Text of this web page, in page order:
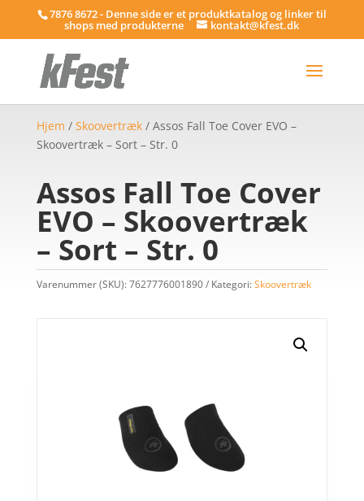
7876 8672 - Denne side er et produktkatalog og linker til
shops med produkterne kontakt@kfest.dk
Hjem / Skoovertræk/ Assos Fall Toe Cover EVO –
Skoovertræk – Sort – Str. 0
Assos Fall Toe Cover
EVO – Skoovertræk
– Sort – Str. 0
Varenummer (SKU):7627776001890 Kategori:Skoovertræk